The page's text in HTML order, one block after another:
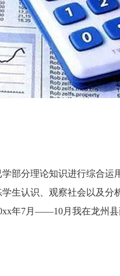
分理论知识进行综合运
生认识、观察社会以及分
年7月——10月我在龙州